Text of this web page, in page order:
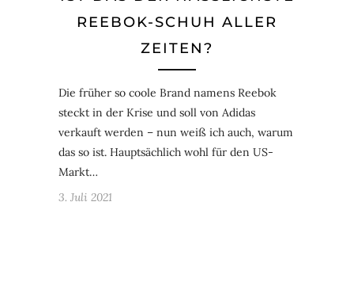
EEBOK-SCHUH ALLER Z
EITEN?
Die früher so coole Brand namens Reebok
steckt in der Krise und soll von Adidas
verkauft werden – nun weiß ich auch, warum
das so ist. Hauptsächlich wohl für den US-
Markt…
3. Juli 2021